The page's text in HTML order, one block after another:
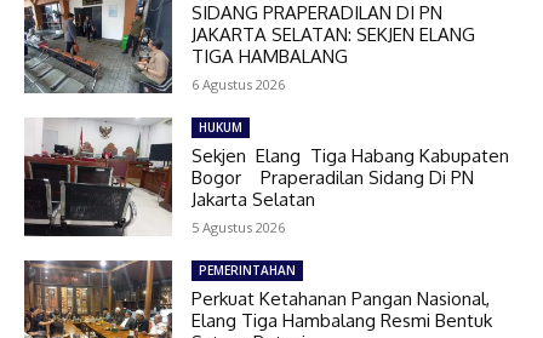
SIDANG PRAPERADILAN DI PN
JAKARTA SELATAN: SEKJEN ELANG
TIGA HAMBALANG
6 Agustus 2026
HUKUM
Sekjen Elang Tiga Habang Kabupaten
Bogor Praperadilan Sidang Di PN
Jakarta Selatan
5 Agustus 2026
PEMERINTAHAN
Perkuat Ketahanan Pangan Nasional,
Elang Tiga Hambalang Resmi Bentuk